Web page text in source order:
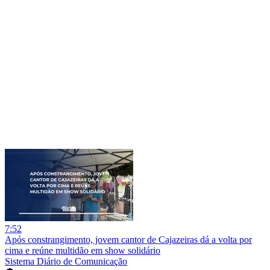
7:52
Após constrangimento, jovem cantor de Cajazeiras dá a volta por
cima e reúne multidão em show solidário
Sistema Diário de Comunicação